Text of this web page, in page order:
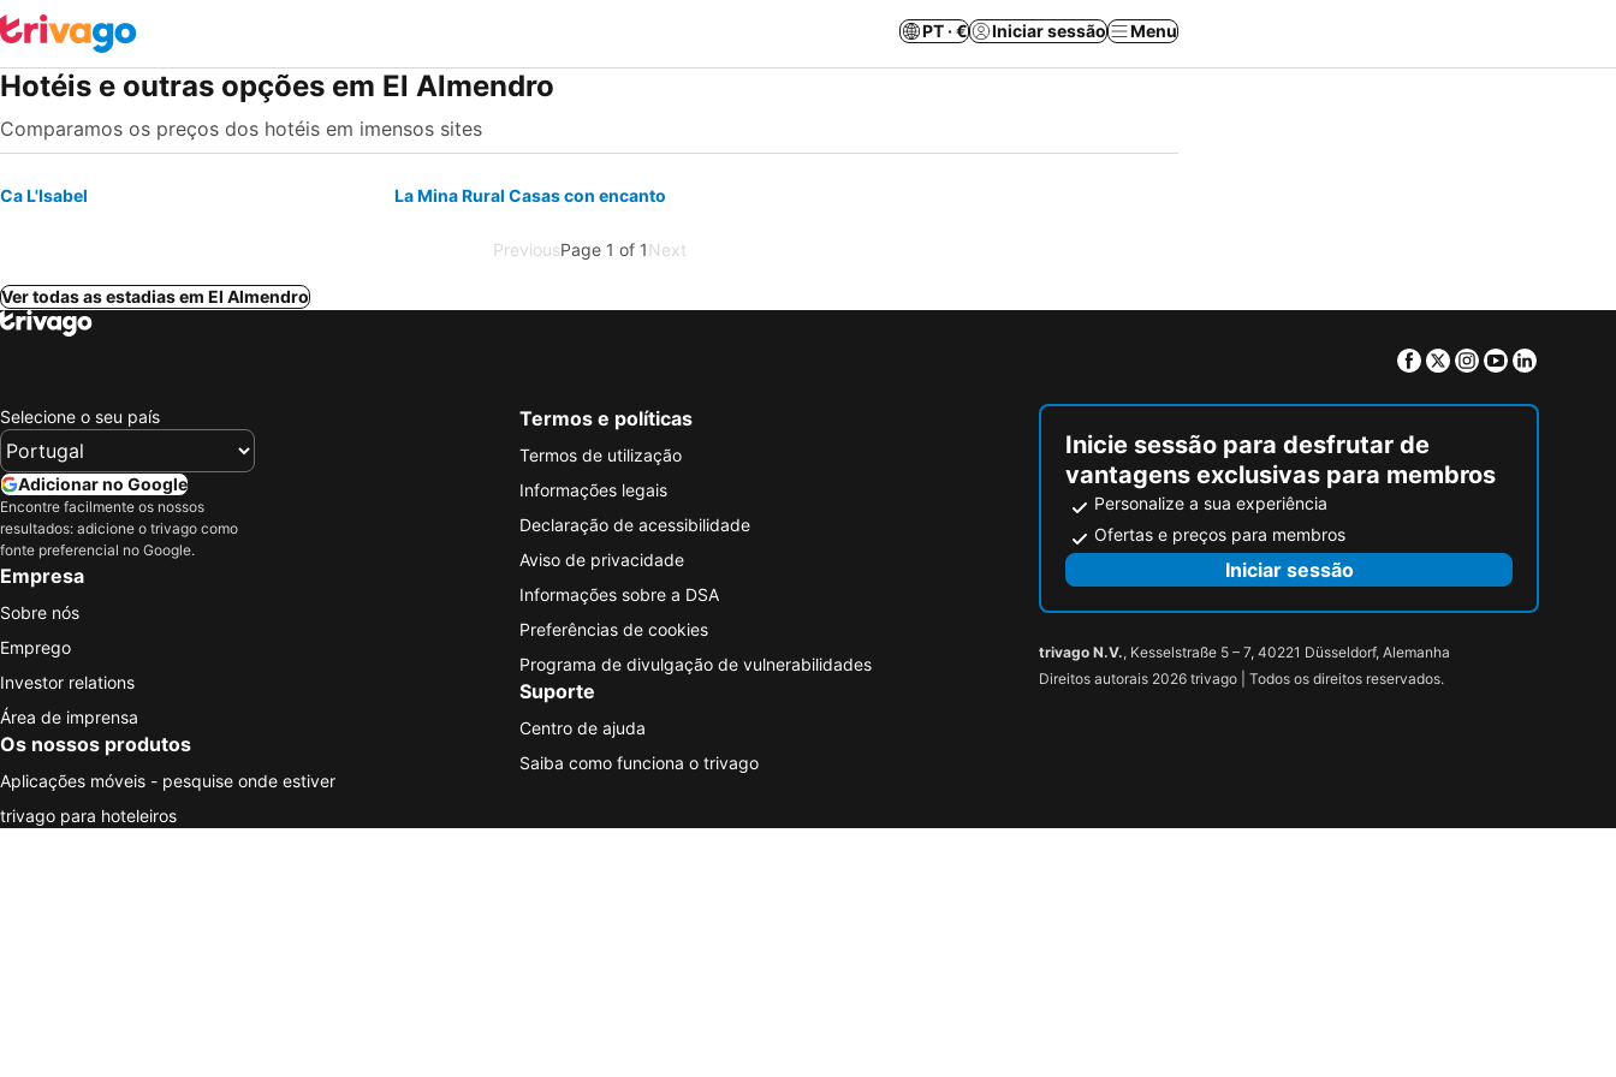
PT · € Iniciar sessão Menu
Hotéis e outras opções em El Almendro
Comparamos os preços dos hotéis em imensos sites
Ca L'Isabel La Mina Rural Casas con encanto
PreviousPage 1 of 1Next
Ver todas as estadias em El Almendro
Facebook
TwitterInstagram
Youtube
Selecione o seu país
Adicionar no Google
Encontre facilmente os nossos
resultados: adicione o trivago como
fonte preferencial no Google.
Empresa
Sobre nós
Emprego
Investor relations
Área de imprensa
Os nossos produtos
Aplicações móveis - pesquise onde estiver
trivago para hoteleiros
Termos e políticas
Termos de utilização
Informações legais
Declaração de acessibilidade
Aviso de privacidade
Informações sobre a DSA
Preferências de cookies
Programa de divulgação de vulnerabilidades
Suporte
Centro de ajuda
Saiba como funciona o trivago
Inicie sessão para desfrutar de
vantagens exclusivas para membros
Personalize a sua experiência
Ofertas e preços para membros
Iniciar sessão
trivago N.V., Kesselstraße 5 – 7, 40221 Düsseldorf, Alemanha
Direitos autorais 2026 trivago | Todos os direitos reservados.